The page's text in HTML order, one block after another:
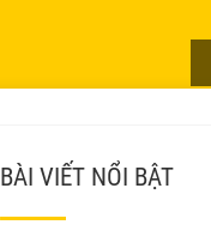
BÀI VIẾT NỔI BẬT